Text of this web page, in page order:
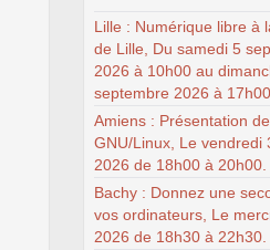
Lille : Numérique libre à
de Lille, Du samedi 5
2026 à 10h00 au
septembre 2026 à 17h00.
Amiens : Présentation de
GNU/Linux, Le vendredi
2026 de 18h00 à 20h00.
Bachy : Donnez une
vos ordinateurs, Le
2026 de 18h30 à 22h30.